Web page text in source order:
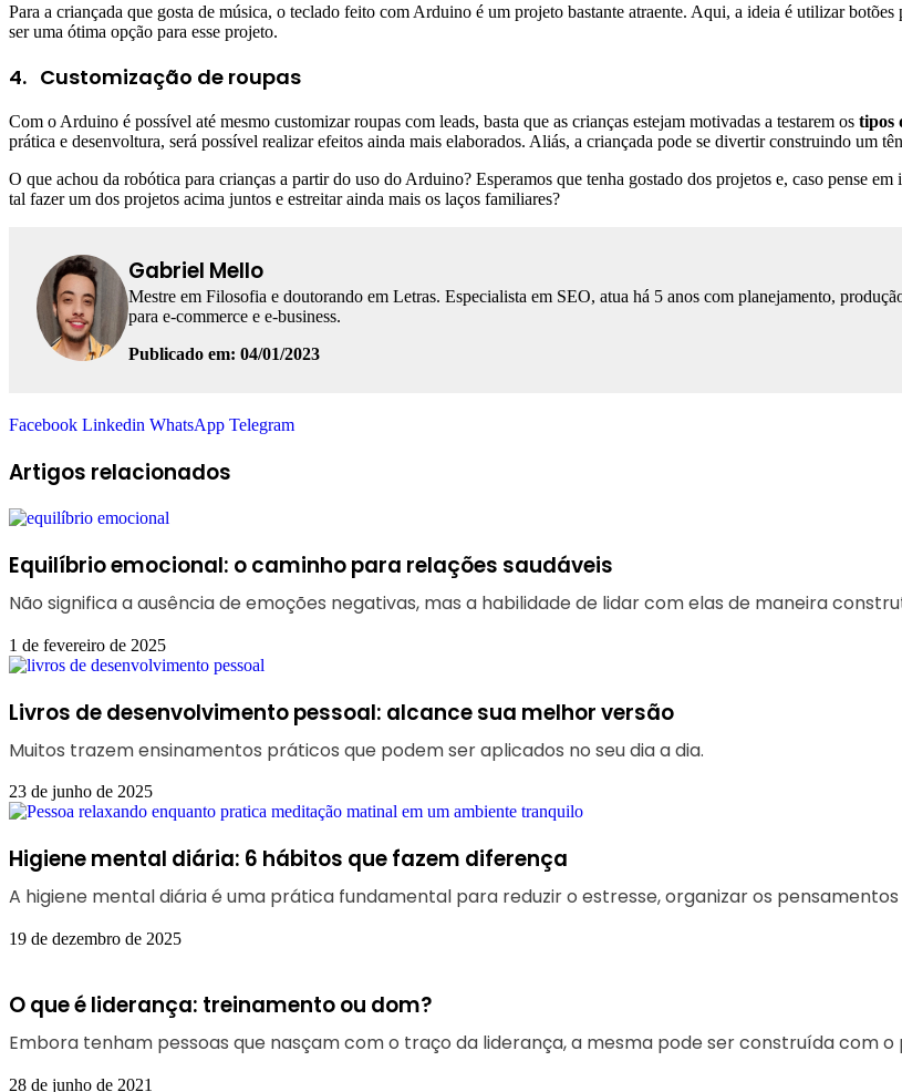
Para a criançada que gosta de música, o teclado feito com Arduino é um projeto bastante atraente. Aqui, a ideia é utilizar
ser uma ótima opção para esse projeto.
4. Customização de roupas
Com o Arduino é possível até mesmo customizar roupas com leads, basta que as crianças estejam motivadas a testarem os tipos
prática e desenvoltura, será possível realizar efeitos ainda mais elaborados. Aliás, a criançada pode se divertir construindo um
O que achou da robótica para crianças a partir do uso do Arduino? Esperamos que tenha gostado dos projetos e, caso pense
tal fazer um dos projetos acima juntos e estreitar ainda mais os laços familiares?
Gabriel Mello
Mestre em Filosofia e doutorando em Letras. Especialista em SEO, atua há 5 anos com planejamento,
para e-commerce e e-business.
Publicado em: 04/01/2023
Facebook Linkedin WhatsApp Telegram
Artigos relacionados
Equilíbrio emocional: o caminho para relações saudáveis
Não significa a ausência de emoções negativas, mas a habilidade de lidar com elas de maneira
1 de fevereiro de 2025
Livros de desenvolvimento pessoal: alcance sua melhor versão
Muitos trazem ensinamentos práticos que podem ser aplicados no seu dia a dia.
23 de junho de 2025
Higiene mental diária: 6 hábitos que fazem diferença
A higiene mental diária é uma prática fundamental para reduzir o estresse, organizar os
19 de dezembro de 2025
O que é liderança: treinamento ou dom?
Embora tenham pessoas que nasçam com o traço da liderança, a mesma pode ser construída com o
28 de junho de 2021